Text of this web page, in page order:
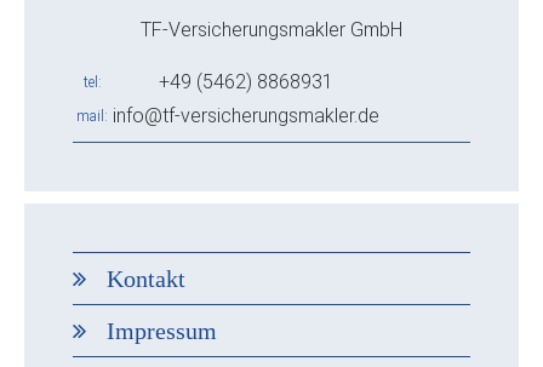
TF-Versicherungsmakler GmbH
tel +49 (5462) 8868931
mail info@tf-versicherungsmakler.de
Kontakt
Impressum